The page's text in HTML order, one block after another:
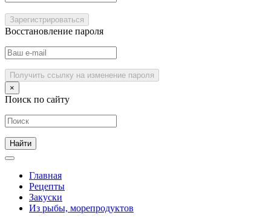
Зарегистрироваться
Восстановление пароля
Получить ссылку на изменение пароля
×
Поиск по сайту
Главная
Рецепты
Закуски
Из рыбы, морепродуктов